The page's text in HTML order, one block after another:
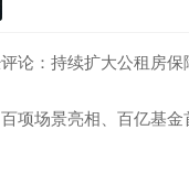
论：持续扩大公租房保
项场景亮相、百亿基